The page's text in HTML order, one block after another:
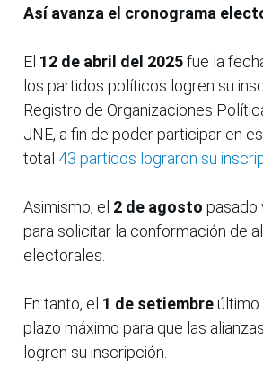
Así avanza el cronograma
El 12 de abril del 2025fue la
los partidos políticos logren su
Registro de Organizaciones
JNE, a fin de poder participar en
total 43 partidos lograron su
Asimismo, el 2 de agosto pasado
para solicitar la conformación de
electorales.
En tanto, el 1 de setiembreúltimo
plazo máximo para que las
logren su inscripción.